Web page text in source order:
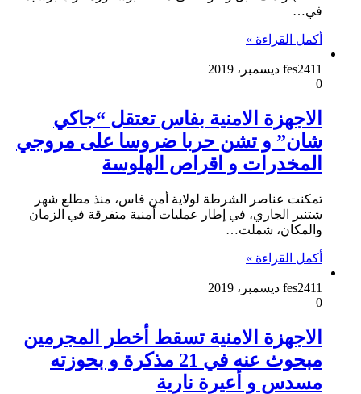
في…
أكمل القراءة »
fes2411 ديسمبر، 2019
0
الاجهزة الامنية بفاس تعتقل “جاكي
شان” و تشن حربا ضروسا على مروجي
المخدرات و اقراص الهلوسة
تمكنت عناصر الشرطة لولاية أمن فاس، منذ مطلع شهر
شتنبر الجاري، في إطار عمليات أمنية متفرقة في الزمان
والمكان، شملت…
أكمل القراءة »
fes2411 ديسمبر، 2019
0
الاجهزة الامنية تسقط أخطر المجرمين
مبحوث عنه في 21 مذكرة و بحوزته
مسدس و أعيرة نارية